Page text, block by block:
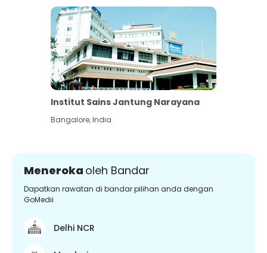
Institut Sains Jantung Narayana
Bangalore,India
Meneroka oleh Bandar
Dapatkan rawatan di bandar pilihan anda dengan
GoMedii
Delhi NCR